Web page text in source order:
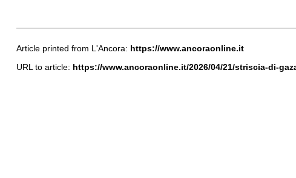
Article printed from L'Ancora: https://www.ancoraonline.it
URL to article: https://www.ancoraonline.it/2026/04/21/striscia-di-